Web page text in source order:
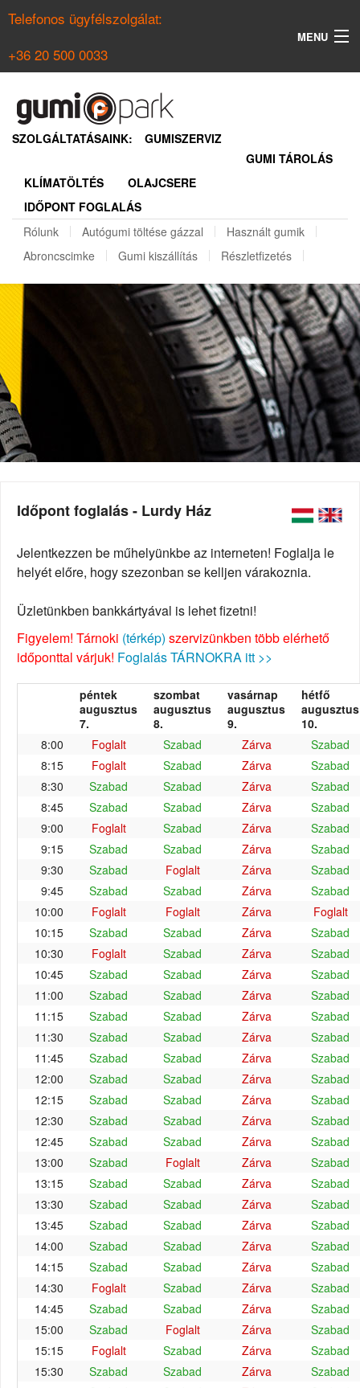
Telefonos ügyfélszolgálat:
+36 20 500 0033
MENU
NYÁRI GUMI KERESŐ
REGISZTRÁCIÓ
SZOLGÁLTATÁSAINK:
GUMISZERVIZ
GUMI TÁROLÁS
KLÍMATÖLTÉS
OLAJCSERE
IDŐPONT FOGLALÁS
Rólunk
Autógumi töltése gázzal
Használt gumik
Abroncscimke
Gumi kiszállítás Részletfizetés
Időpont foglalás - Lurdy Ház
Jelentkezzen be műhelyünkbe az interneten! Foglalja le
helyét előre, hogy szezonban se kelljen várakoznia.
Üzletünkben bankkártyával is lehet fizetni!
Figyelem! Tárnoki (térkép) szervizünkben több elérhető
időponttal várjuk! Foglalás TÁRNOKRA itt >>
péntek
augusztus
7.
szombat
augusztus
8.
vasárnap
augusztus
9.
hétfő
augusztus
10.
8:00
Foglalt Szabad Zárva
Szabad
8:15
Foglalt Szabad Zárva
Szabad
8:30
Szabad Szabad Zárva
Szabad
8:45
Szabad Szabad Zárva
Szabad
9:00
Foglalt Szabad Zárva
Szabad
9:15
Szabad Szabad Zárva
Szabad
9:30
Szabad Foglalt Zárva
Szabad
9:45
Szabad Szabad Zárva
Szabad
10:00
Foglalt Foglalt Zárva
Foglalt
10:15
Szabad Szabad Zárva
Szabad
10:30
Foglalt Szabad Zárva
Szabad
10:45
Szabad Szabad Zárva
Szabad
11:00
Szabad Szabad Zárva
Szabad
11:15
Szabad Szabad Zárva
Szabad
11:30
Szabad Szabad Zárva
Szabad
11:45
Szabad Szabad Zárva
Szabad
12:00
Szabad Szabad Zárva
Szabad
12:15
Szabad Szabad Zárva
Szabad
12:30
Szabad Szabad Zárva
Szabad
12:45
Szabad Szabad Zárva
Szabad
13:00
Szabad Foglalt Zárva
Szabad
13:15
Szabad Szabad Zárva
Szabad
13:30
Szabad Szabad Zárva
Szabad
13:45
Szabad Szabad Zárva
Szabad
14:00
Szabad Szabad Zárva
Szabad
14:15
Szabad Szabad Zárva
Szabad
14:30
Foglalt Szabad Zárva
Szabad
14:45
Szabad Szabad Zárva
Szabad
15:00
Szabad Foglalt Zárva
Szabad
15:15
Foglalt Szabad Zárva
Szabad
15:30
Szabad Szabad Zárva
Szabad